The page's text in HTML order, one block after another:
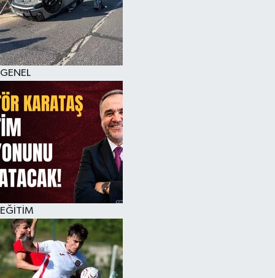
GENEL
EĞİTİM
KÜLTÜR SANAT
MAGAZİN
SAĞLIK
SİYASET
SPOR
TEKNOLOJİ
VİZYONDAKİLER
YAŞAM